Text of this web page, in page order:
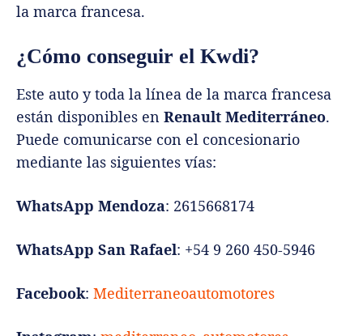
la marca francesa.
¿Cómo conseguir el Kwdi?
Este auto y toda la línea de la marca francesa
están disponibles en Renault Mediterráneo.
Puede comunicarse con el concesionario
mediante las siguientes vías:
WhatsApp Mendoza: 2615668174
WhatsApp San Rafael: +54 9 260 450-5946
Facebook: Mediterraneoautomotores